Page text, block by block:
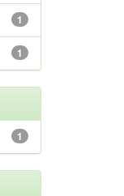
1
1
1